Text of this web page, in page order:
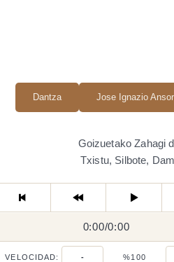
Dantza Jose Ignazio
Goizuetako Zahagi
Txistu, Silbote,
0:00/
0:00/0:00
VELOCIDAD: - %100